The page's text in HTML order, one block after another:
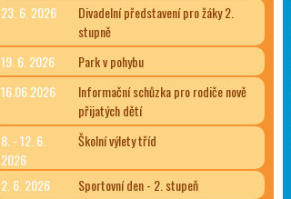
23. 6. 2026
Divadelní představení pro žáky 2.
stupně
19. 6. 2026
Park v pohybu
16.06.2026
Informační schůzka pro rodiče nově
přijatých dětí
8. - 12. 6.
2026
Školní výlety tříd
2. 6. 2026
Sportovní den - 2. stupeň